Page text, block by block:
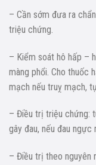
– Cần sớm đưa ra
triệu chứng.
– Kiểm soát hô hấp –
màng phổi. Cho thuốc
mạch nếu truỵ mạch,
– Điều trị triệu chứng:
gây đau, nếu đau
– Điều trị theo nguyên